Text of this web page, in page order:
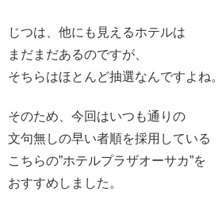
じつは、他にも見えるホテルは
まだまだあるのですが、
そちらはほとんど抽選なんですよね。
そのため、今回はいつも通りの
文句無しの早い者順を採用している
こちらの”ホテルプラザオーサカ”を
おすすめしました。